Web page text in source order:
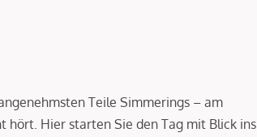
Teile Simmerings – am
hört. Hier starten Sie den Tag mit Blick ins